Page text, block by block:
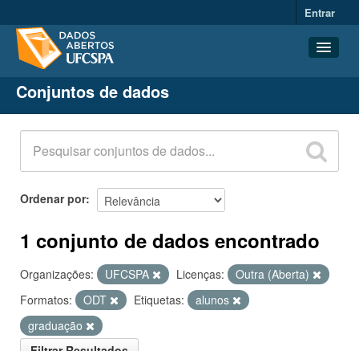
Entrar
Conjuntos de dados
Organizações
Grupos
Sobre
Conjuntos de dados
Ordenar por
1 conjunto de dados encontrado
Organizações: UFCSPA Licenças:
Outra (Aberta)
Formatos:
ODT Etiquetas:
alunos
graduação